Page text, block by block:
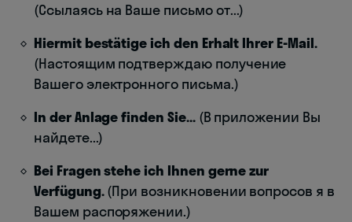
(Ссылаясь на Ваше письмо от...)
Hiermit bestätige ich den Erhalt Ihrer E-Mail.
(Настоящим подтверждаю получение
Вашего электронного письма.)
In der Anlage finden Sie...(В приложении Вы
найдете...)
Bei Fragen stehe ich Ihnen gerne zur
Verfügung.(При возникновении вопросов я в
Вашем распоряжении.)